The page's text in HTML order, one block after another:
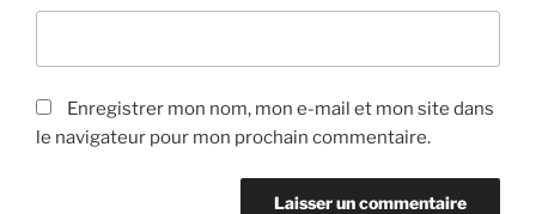
Enregistrer mon nom, mon e-mail et mon site dans
le navigateur pour mon prochain commentaire.